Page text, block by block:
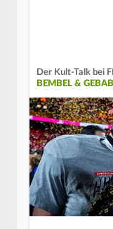
Der Kult-Talk bei
BEMBEL &